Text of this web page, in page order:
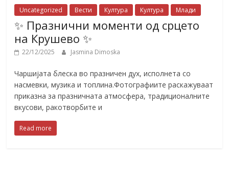
Uncategorized Вести Култура Култура Млади
✨ Празнични моменти од срцето
на Крушево ✨
22/12/2025 Jasmina Dimoska
Чаршијата блеска во празничен дух, исполнета со
насмевки, музика и топлина.Фотографиите раскажуваат
приказна за празничната атмосфера, традиционалните
вкусови, ракотворбите и
Read more